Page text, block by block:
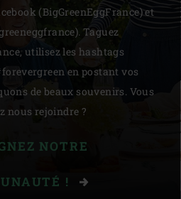
(BigGreenEggFrance) et
Taguez
utilisez les hashtags
en postant vos
de beaux souvenirs. Vous
nous rejoindre ?
NOTRE
!